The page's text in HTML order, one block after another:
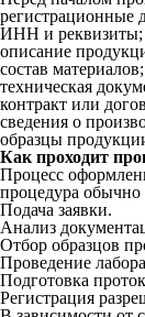
регистрационные
ИНН и реквизиты;
описание
состав материалов;
техническая
контракт или
сведения о
образцы
Как проходит
Процесс
процедура
Подача заявки.
Анализ
Отбор образцов
Проведение
Подготовка
Регистрация